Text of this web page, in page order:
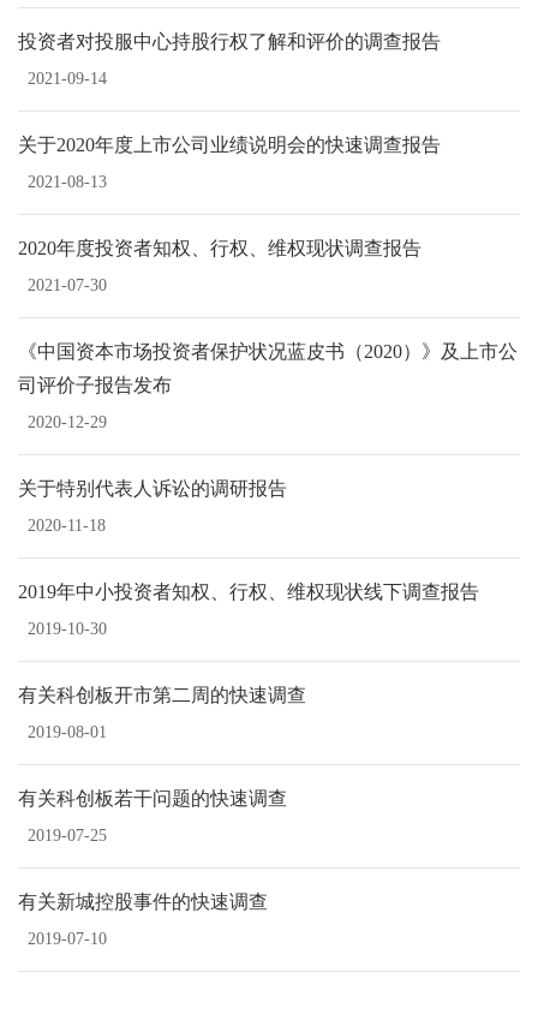
投资者对投服中心持股行权了解和评价的调查报告
2021-09-14
关于2020年度上市公司业绩说明会的快速调查报告
2021-08-13
2020年度投资者知权、行权、维权现状调查报告
2021-07-30
《中国资本市场投资者保护状况蓝皮书（2020）》及上市公
司评价子报告发布
2020-12-29
关于特别代表人诉讼的调研报告
2020-11-18
2019年中小投资者知权、行权、维权现状线下调查报告
2019-10-30
有关科创板开市第二周的快速调查
2019-08-01
有关科创板若干问题的快速调查
2019-07-25
有关新城控股事件的快速调查
2019-07-10